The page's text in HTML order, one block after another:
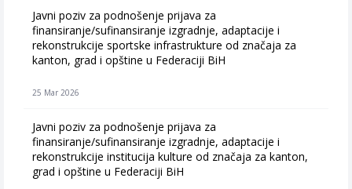
Javni poziv za podnošenje prijava za
finansiranje/sufinansiranje izgradnje, adaptacije i
rekonstrukcije sportske infrastrukture od značaja za
kanton, grad i opštine u Federaciji BiH
25 Mar 2026
Javni poziv za podnošenje prijava za
finansiranje/sufinansiranje izgradnje, adaptacije i
rekonstrukcije institucija kulture od značaja za kanton,
grad i opštine u Federaciji BiH